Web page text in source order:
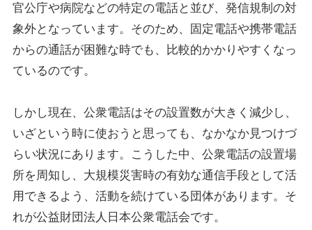
官公庁や病院などの特定の電話と並び、発信規制の対
象外となっています。そのため、固定電話や携帯電話
からの通話が困難な時でも、比較的かかりやすくなっ
ているのです。
しかし現在、公衆電話はその設置数が大きく減少し、
いざという時に使おうと思っても、なかなか見つけづ
らい状況にあります。こうした中、公衆電話の設置場
所を周知し、大規模災害時の有効な通信手段として活
用できるよう、活動を続けている団体があります。そ
れが公益財団法人日本公衆電話会です。